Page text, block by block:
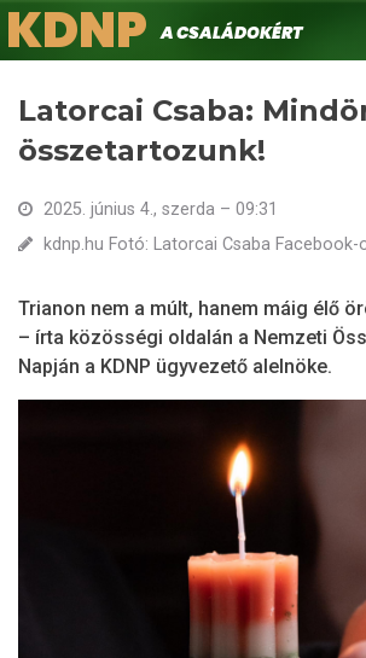
Ugrás
a
Keresés
KDNPA családokért.
Latorcai Csaba:
összetartozunk!
2025. június 4., szerda – 09:31
kdnp.hu Fotó: Latorcai Csaba Facebook-
Trianon nem a múlt, hanem máig élő
– írta közösségi oldalán a Nemzeti
Napján a KDNP ügyvezető alelnöke.